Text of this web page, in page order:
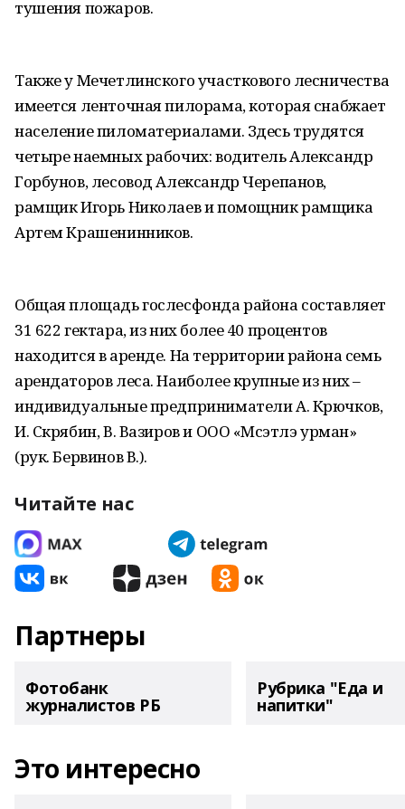
тушения пожаров.
Также у Мечетлинского участкового лесничества
имеется ленточная пилорама, которая снабжает
население пиломатериалами. Здесь трудятся
четыре наемных рабочих: водитель Александр
Горбунов, лесовод Александр Черепанов,
рамщик Игорь Николаев и помощник рамщика
Артем Крашенинников.
Общая площадь гослесфонда района составляет
31 622 гектара, из них более 40 процентов
находится в аренде. На территории района семь
арендаторов леса. Наиболее крупные из них –
индивидуальные предприниматели А. Крючков,
И. Скрябин, В. Вазиров и ООО «Мәсэтлэ урман»
(рук. Бервинов В.).
Читайте нас
Партнеры
Фотобанк
журналистов РБ
Рубрика "Еда и
напитки"
Это интересно